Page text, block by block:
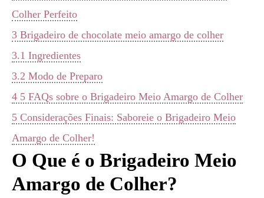
Colher Perfeito
3 Brigadeiro de chocolate meio amargo de colher
3.1 Ingredientes
3.2 Modo de Preparo
4 5 FAQs sobre o Brigadeiro Meio Amargo de Colher
5 Considerações Finais: Saboreie o Brigadeiro Meio
Amargo de Colher!
O Que é o Brigadeiro Meio
Amargo de Colher?